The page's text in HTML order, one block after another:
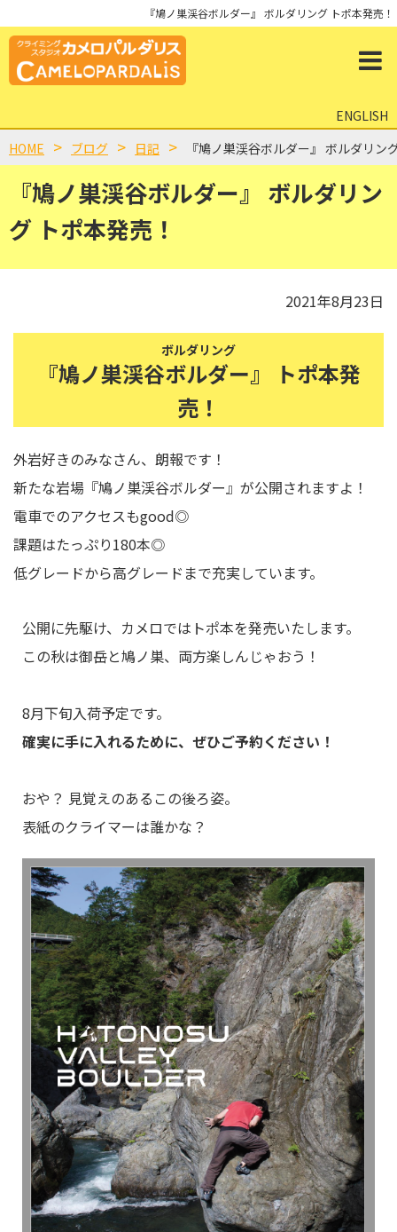
『鳩ノ巣渓谷ボルダー』 ボルダリング トポ本発売！
ENGLISH
『鳩ノ巣渓谷ボルダー』 ボルダリン
グ トポ本発売！
HOME ブログ 日記 『鳩ノ巣渓谷ボルダー』 ボルダリン
2021年8月23日
ボルダリング
『鳩ノ巣渓谷ボルダー』 トポ本発
売！
外岩好きのみなさん、朗報です！
新たな岩場『鳩ノ巣渓谷ボルダー』が公開されますよ！
電車でのアクセスもgood◎
課題はたっぷり180本◎
低グレードから高グレードまで充実しています。
公開に先駆け、カメロではトポ本を発売いたします。
この秋は御岳と鳩ノ巣、両方楽しんじゃおう！
8月下旬入荷予定です。
確実に手に入れるために、ぜひご予約ください！
おや？ 見覚えのあるこの後ろ姿。
表紙のクライマーは誰かな？